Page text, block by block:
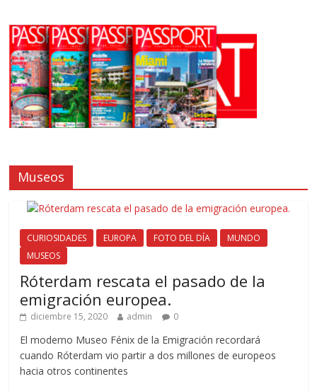
Museos
CURIOSIDADES EUROPA FOTO DEL DÍA
MUNDO
MUSEOS
Róterdam rescata el pasado de la
emigración europea.
diciembre 15, 2020 admin 0
El moderno Museo Fénix de la Emigración recordará
cuando Róterdam vio partir a dos millones de europeos
hacia otros continentes